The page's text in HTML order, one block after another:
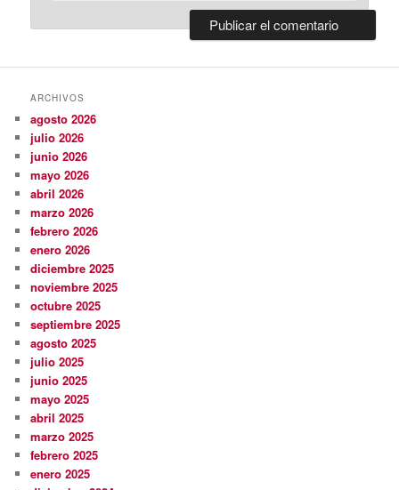
ARCHIVOS
agosto 2026
julio 2026
junio 2026
mayo 2026
abril 2026
marzo 2026
febrero 2026
enero 2026
diciembre 2025
noviembre 2025
octubre 2025
septiembre 2025
agosto 2025
julio 2025
junio 2025
mayo 2025
abril 2025
marzo 2025
febrero 2025
enero 2025